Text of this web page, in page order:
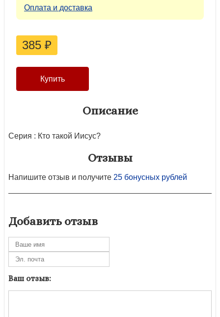
Оплата и доставка
385 ₽
Описание
Серия : Кто такой Иисус?
Отзывы
Напишите отзыв и получите 25 бонусных рублей
Добавить отзыв
Ваш отзыв: